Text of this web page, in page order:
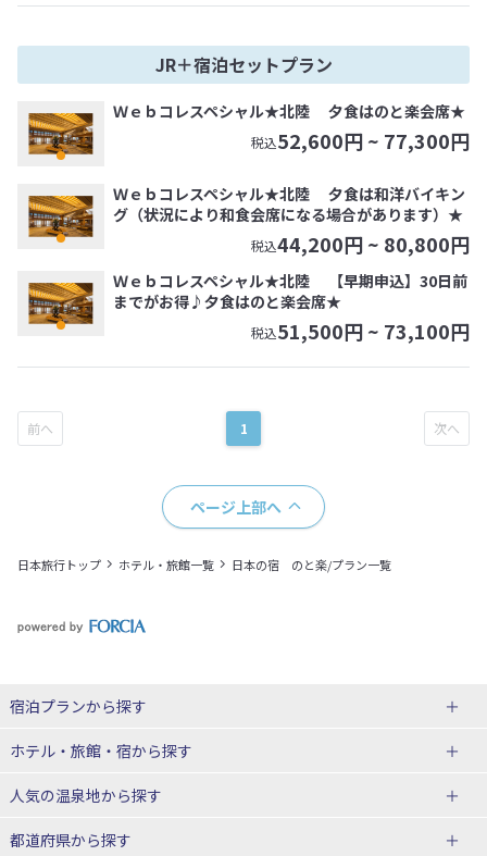
JR＋宿泊セットプラン
Ｗｅｂコレスペシャル★北陸 夕食はのと楽会席★
税込52,600円 ~ 77,300円
Ｗｅｂコレスペシャル★北陸 夕食は和洋バイキン
グ（状況により和食会席になる場合があります）★
税込44,200円 ~ 80,800円
Ｗｅｂコレスペシャル★北陸 【早期申込】30日前
までがお得♪夕食はのと楽会席★
税込51,500円 ~ 73,100円
1
ページ上部へ
日本旅行トップ ホテル・旅館一覧 日本の宿 のと楽/プラン一覧
宿泊プランから探す
北海道
東北
青森県
ホテル・旅館・宿から探す
北海道ホテル・旅館
人気の温泉地から探す
北海道
都道府県から探す